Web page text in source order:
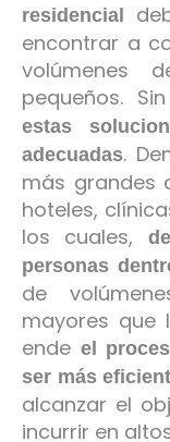
residencial
encontrar a
volúmenes
pequeños.
estas
adecuadas.
más grandes
hoteles,
los cuales,
personas
de
mayores que
ende el
ser más
alcanzar el
incurrir en